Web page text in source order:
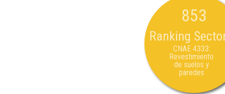
853
Ranking
CNAE 4333:
Revestimiento
de suelos y
paredes